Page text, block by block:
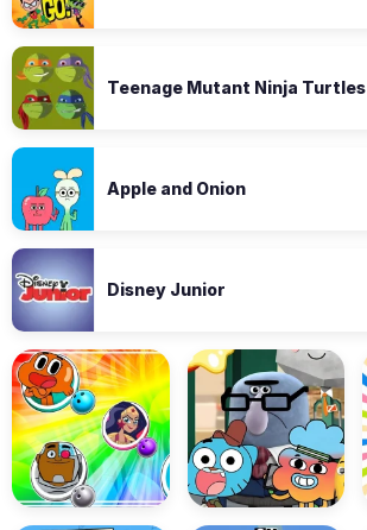
Teenage Mutant Ninja Turtles
Apple and Onion
Disney Junior